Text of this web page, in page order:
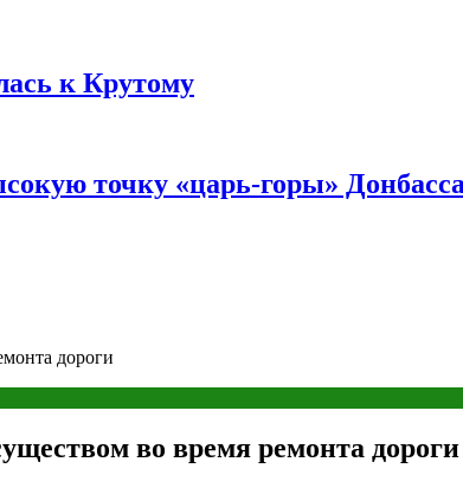
к Крутому
точку «царь-горы»
дороги
во время ремонта дороги